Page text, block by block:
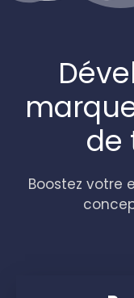
de
Boostez votre